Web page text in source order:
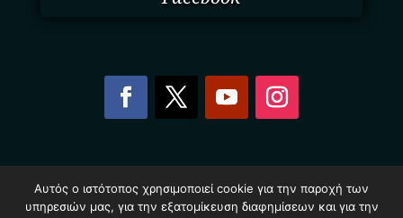
Επιχειρήσεων Ελλάδας – Greekonline.gr. All Rights
Reserved.
Αυτός ο ιστότοπος χρησιμοποιεί cookie για την παροχή των
υπηρεσιών μας, για την εξατομίκευση διαφημίσεων και για την